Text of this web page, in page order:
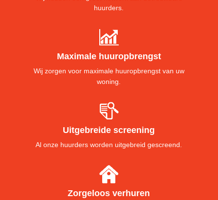
huurders.
Maximale huuropbrengst
Wij zorgen voor maximale huuropbrengst van uw
woning.
Uitgebreide screening
Al onze huurders worden uitgebreid gescreend.
Zorgeloos verhuren